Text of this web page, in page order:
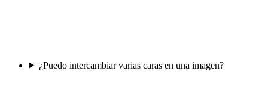
¿Puedo intercambiar varias caras en una imagen?